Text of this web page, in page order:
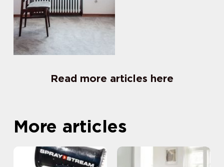
Read more articles here
More articles